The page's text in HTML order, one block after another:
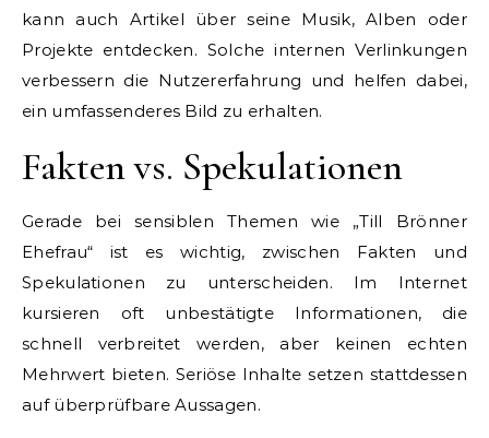
kann auch Artikel über seine Musik, Alben oder
Projekte entdecken. Solche internen Verlinkungen
verbessern die Nutzererfahrung und helfen dabei,
ein umfassenderes Bild zu erhalten.
Fakten vs. Spekulationen
Gerade bei sensiblen Themen wie „Till Brönner
Ehefrau“ ist es wichtig, zwischen Fakten und
Spekulationen zu unterscheiden. Im Internet
kursieren oft unbestätigte Informationen, die
schnell verbreitet werden, aber keinen echten
Mehrwert bieten. Seriöse Inhalte setzen stattdessen
auf überprüfbare Aussagen.